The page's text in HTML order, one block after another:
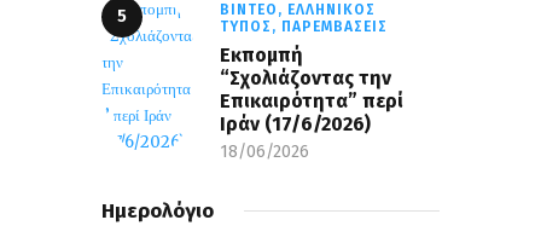
ΒΊΝΤΕΟ, ΕΛΛΗΝΙΚΌΣ
ΤΎΠΟΣ, ΠΑΡΕΜΒΆΣΕΙΣ
Εκπομπή
“Σχολιάζοντας την
Επικαιρότητα” περί
Ιράν (17/6/2026)
18/06/2026
Ημερολόγιο